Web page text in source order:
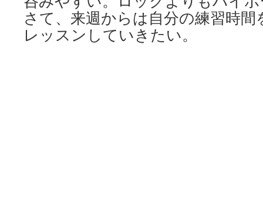
さて、来週からは自分の練習時
レッスンしていきたい。